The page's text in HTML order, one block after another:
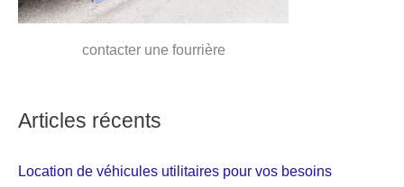
contacter une fourrière
Articles récents
Location de véhicules utilitaires pour vos besoins